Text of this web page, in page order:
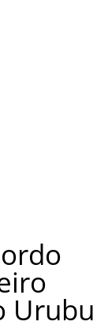
Urubu